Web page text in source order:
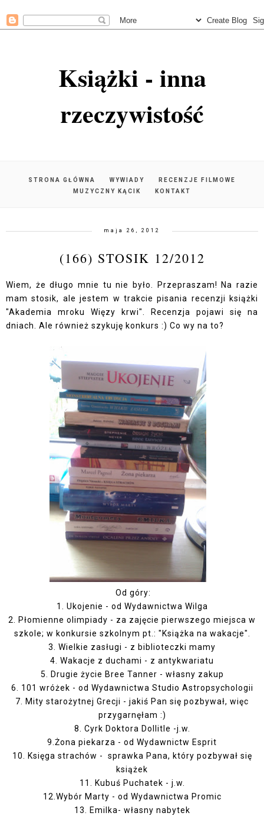
Książki - inna
rzeczywistość
STRONA GŁÓWNA WYWIADY
RECENZJE FILMOWE
MUZYCZNY KĄCIK
KONTAKT
maja 26, 2012
(166) STOSIK 12/2012
Wiem, że długo mnie tu nie było. Przepraszam! Na razie
mam stosik, ale jestem w trakcie pisania recenzji książki
"Akademia mroku Więzy krwi". Recenzja pojawi się na
dniach. Ale również szykuję konkurs :) Co wy na to?
Od góry:
1. Ukojenie - od Wydawnictwa Wilga
2. Płomienne olimpiady - za zajęcie pierwszego miejsca w
szkole; w konkursie szkolnym pt.: "Książka na wakacje".
3. Wielkie zasługi - z biblioteczki mamy
4. Wakacje z duchami - z antykwariatu
5. Drugie życie Bree Tanner - własny zakup
6. 101 wróżek - od Wydawnictwa Studio Astropsychologii
7. Mity starożytnej Grecji - jakiś Pan się pozbywał, więc
przygarnęłam :)
8. Cyrk Doktora Dollitle -j.w.
9.Żona piekarza - od Wydawnictw Esprit
10. Księga strachów - sprawka Pana, który pozbywał się
książek
11. Kubuś Puchatek - j.w.
12.Wybór Marty - od Wydawnictwa Promic
13. Emilka- własny nabytek